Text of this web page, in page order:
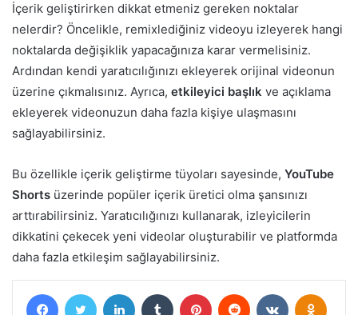
İçerik geliştirirken dikkat etmeniz gereken noktalar
nelerdir? Öncelikle, remixlediğiniz videoyu izleyerek hangi
noktalarda değişiklik yapacağınıza karar vermelisiniz.
Ardından kendi yaratıcılığınızı ekleyerek orijinal videonun
üzerine çıkmalısınız. Ayrıca, etkileyici başlık ve açıklama
ekleyerek videonuzun daha fazla kişiye ulaşmasını
sağlayabilirsiniz.
Bu özellikle içerik geliştirme tüyoları sayesinde, YouTube
Shorts üzerinde popüler içerik üretici olma şansınızı
arttırabilirsiniz. Yaratıcılığınızı kullanarak, izleyicilerin
dikkatini çekecek yeni videolar oluşturabilir ve platformda
daha fazla etkileşim sağlayabilirsiniz.
FacebookTwitter LinkedIn Tumblr Pinterest Reddit VKontakte